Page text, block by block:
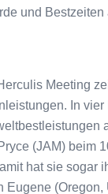
und
Meeting
In
(JAM) beim
hat sie sogar
Eugene